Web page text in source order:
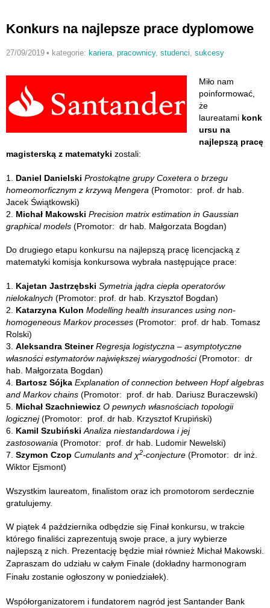
Konkurs na najlepsze prace dyplomowe
27/09/2019 • kategorie: kariera, pracownicy, studenci, sukcesy
Miło nam
poinformować,
że
laureatami konk
ursu na
najlepszą pracę
magisterską z matematyki zostali:
1. Daniel Danielski Prostokątne grupy Coxetera o brzegu
homeomorficznym z krzywą Mengera (Promotor: prof. dr hab.
Jacek Świątkowski)
2. Michał Makowski Precision matrix estimation in Gaussian
graphical models (Promotor: dr hab. Małgorzata Bogdan)
Do drugiego etapu konkursu na najlepszą pracę licencjacką z
matematyki komisja konkursowa wybrała następujące prace:
1. Kajetan Jastrzębski Symetria jądra ciepła operatorów
nielokalnych (Promotor: prof. dr hab. Krzysztof Bogdan)
2. Katarzyna Kulon Modelling health insurances using non-
homogeneous Markov processes (Promotor: prof. dr hab. Tomasz
Rolski)
3. Aleksandra Steiner Regresja logistyczna – asymptotyczne
własności estymatorów największej wiarygodności(Promotor: dr
hab. Małgorzata Bogdan)
4. Bartosz Sójka Explanation of connection between Hopf algebras
and Markov chains (Promotor: prof. dr hab. Dariusz Buraczewski)
5. Michał Szachniewicz O pewnych własnościach topologii
logicznej(Promotor: prof. dr hab. Krzysztof Krupiński)
6. Kamil Szubiński Analiza niestandardowa i jej
zastosowania (Promotor: prof. dr hab. Ludomir Newelski)
7. Szymon Czop Cumulants and χ2-conjecture (Promotor: dr inż.
Wiktor Ejsmont)
Wszystkim laureatom, finalistom oraz ich promotorom serdecznie
gratulujemy.
W piątek 4 października odbędzie się Finał konkursu, w trakcie
którego finaliści zaprezentują swoje prace, a jury wybierze
najlepszą z nich. Prezentację będzie miał również Michał Makowski.
Zapraszam do udziału w całym Finale (dokładny harmonogram
Finału zostanie ogłoszony w poniedziałek).
Współorganizatorem i fundatorem nagród jest Santander Bank